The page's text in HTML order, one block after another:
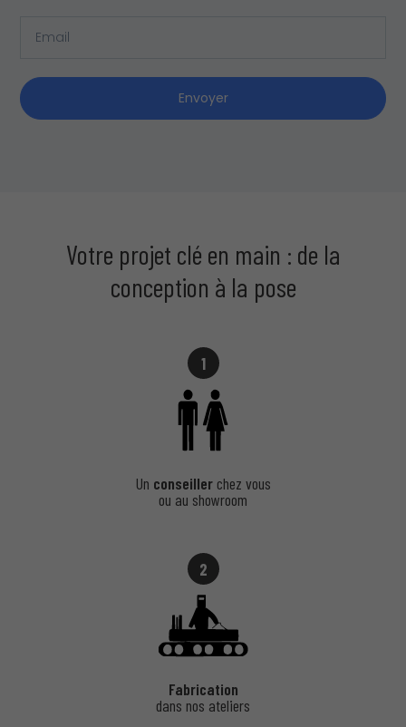
Envoyer
Votre projet clé en main : de la
conception à la pose
1
Un conseillerchez vous
ou au showroom
2
Fabrication
dans nos ateliers